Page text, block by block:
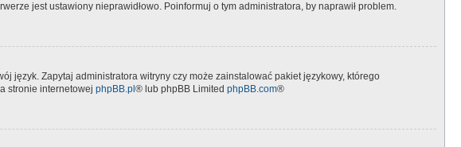
jest ustawiony nieprawidłowo. Poinformuj o tym administratora, by naprawił problem.
język. Zapytaj administratora witryny czy może zainstalować pakiet językowy, którego
stronie internetowej phpBB.pl ® lub phpBB Limited phpBB.com®